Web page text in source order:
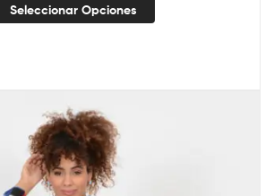
Seleccionar Opciones